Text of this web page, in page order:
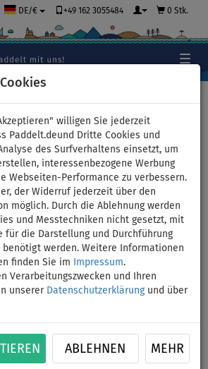
willigen Sie jederzeit
Paddelt.deund Dritte Cookies und
des Surfverhaltens einsetzt, um
interessenbezogene Werbung
Webseiten-Performance zu verbessern.
der Widerruf jederzeit über den
möglich. Durch die Ablehnung werden
und Messtechniken nicht gesetzt, mit
für die Darstellung und Durchführung
werden. Weitere Informationen
finden Sie im
Impressum.
Verarbeitungszwecken und Ihren
unserer Datenschutzerklärungund über
ABLEHNEN MEHR
DE/€ +49 162 3055484 0 Stk.
elastisch
BLUE -
Next